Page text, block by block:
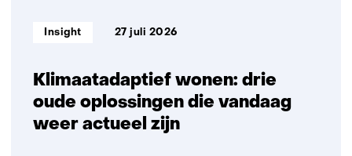
Klimaatadaptief wonen: drie
oude oplossingen die vandaag
weer actueel zijn
Informatietype:
Insight 27 juli 2026